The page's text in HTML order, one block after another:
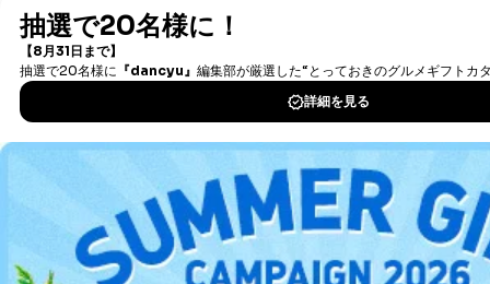
たはその代理人からの利用目的の通知、開示、変更等
（内容の訂正、追加または削除）、利用停止等（「利用
の停止または消去」「第三者への提供の停止」）の求め
に対応させていただいております。 当社顧客の皆様の
個人情報は「マイページ」にログインしていただくこと
で、訂正、追加、変更を行っていただくことが出来ま
つきましては、下記Aをご覧ください。 また、ご登録い
ただいた個人情報のうち、市町村などの名称および郵便
番号、金融機関の名称あるいはクレジットカードの有効
期限など、商品のお届けやご請求を行う上で支障がある
情報に変更があった場合には、当社が登録情報を変更さ
せていただく場合があります。
書籍）が無料で読み放題！
DOWNLOAD FOR IOS
DOWNLOAD FOR ANDROID
ご利用方法はこちら